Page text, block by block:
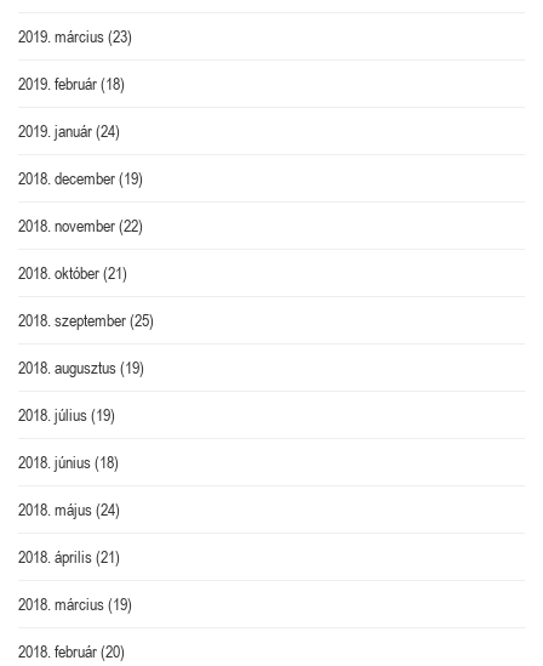
2019. március(23)
2019. február(18)
2019. január(24)
2018. december(19)
2018. november(22)
2018. október(21)
2018. szeptember(25)
2018. augusztus(19)
2018. július(19)
2018. június(18)
2018. május(24)
2018. április(21)
2018. március(19)
2018. február(20)